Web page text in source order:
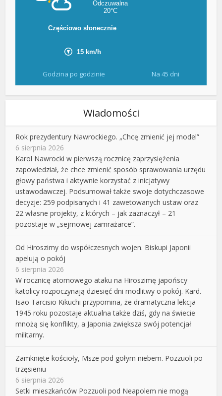
Godzina po godzinie Na 45 dni
Wiadomości
Rok prezydentury Nawrockiego. „Chcę zmienić jej model”
6 sierpnia 2026
Karol Nawrocki w pierwszą rocznicę zaprzysiężenia
zapowiedział, że chce zmienić sposób sprawowania urzędu
głowy państwa i aktywnie korzystać z inicjatywy
ustawodawczej. Podsumował także swoje dotychczasowe
decyzje: 259 podpisanych i 41 zawetowanych ustaw oraz
22 własne projekty, z których – jak zaznaczył – 21
pozostaje w „sejmowej zamrażarce”.
Od Hiroszimy do współczesnych wojen. Biskupi Japonii
apelują o pokój
6 sierpnia 2026
W rocznicę atomowego ataku na Hiroszimę japońscy
katolicy rozpoczynają dziesięć dni modlitwy o pokój. Kard.
Isao Tarcisio Kikuchi przypomina, że dramatyczna lekcja
1945 roku pozostaje aktualna także dziś, gdy na świecie
mnożą się konflikty, a Japonia zwiększa swój potencjał
militarny.
Zamknięte kościoły, Msze pod gołym niebem. Pozzuoli po
trzęsieniu
6 sierpnia 2026
Setki mieszkańców Pozzuoli pod Neapolem nie mogą